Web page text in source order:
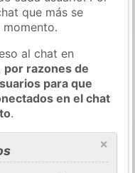
que más se
al chat en
por razones de
para que
en el chat
.
×